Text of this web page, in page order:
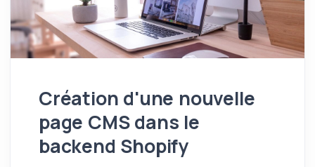
Création d'une nouvelle
page CMS dans le
backend Shopify